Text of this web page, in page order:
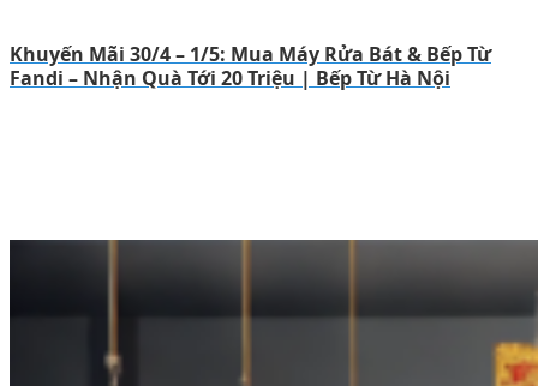
Khuyến Mãi 30/4 – 1/5: Mua Máy Rửa Bát & Bếp Từ
Fandi – Nhận Quà Tới 20 Triệu | Bếp Từ Hà Nội